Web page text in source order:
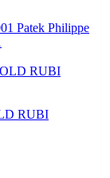
Patek Philippe
RUBI